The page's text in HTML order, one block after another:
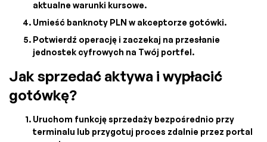
aktualne warunki kursowe.
Umieść banknoty PLN w akceptorze gotówki.
Potwierdź operację i zaczekaj na przesłanie
jednostek cyfrowych na Twój portfel.
Jak sprzedać aktywa i wypłacić
gotówkę?
Uruchom funkcję sprzedaży bezpośrednio przy
terminalu lub przygotuj proces zdalnie przez portal